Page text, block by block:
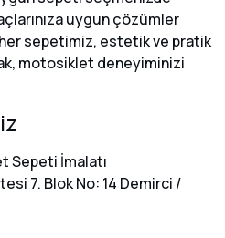
uygun çözümler
sepetimiz, estetik ve pratik
motosiklet deneyiminizi
Sepeti İmalatı
7. Blok No: 14 Demirci /